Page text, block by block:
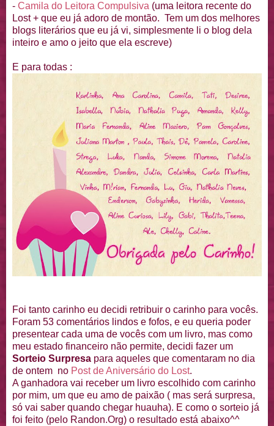
- Camila do Leitora Compulsiva (uma leitora recente do
Lost + que eu já adoro de montão. Tem um dos melhores
blogs literários que eu já vi, simplesmente li o blog dela
inteiro e amo o jeito que ela escreve)
E para todas :
Foi tanto carinho eu decidi retribuir o carinho para vocês.
Foram 53 comentários lindos e fofos, e eu queria poder
presentear cada uma de vocês com um livro, mas como
meu estado financeiro não permite, decidi fazer um
Sorteio Surpresa para aqueles que comentaram no dia
de ontem no Post de Aniversário do Lost.
A ganhadora vai receber um livro escolhido com carinho
por mim, um que eu amo de paixão ( mas será surpresa,
só vai saber quando chegar huauha). E como o sorteio já
foi feito (pelo Randon.Org) o resultado está abaixo^^